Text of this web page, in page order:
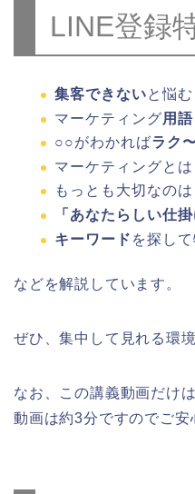
LINE登
集客できないと悩む
マーケティング用語
○○がわかればラク
マーケティングとは
もっとも大切なのは
「あなたらしい仕掛
キーワード を探し
などを解説しています。
ぜひ、集中して見れる環
なお、この講義動画だけ
動画は約3分ですのでご安